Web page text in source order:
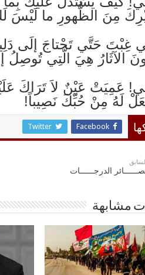
مِنَ الظُّهورِ ما لَيْسَ
غِبْتَ حَتَّي‌ تَحْتاجَ إلَی
الآثَارُ هِي‌َ الَّتِي‌ تُوصِلُ
عَمِيَتْ عَيْنٌ لاَ تَرَاكَ
لَهُ مِنْ حُبِّكَ نَصِيباً!
Facebook
Twitter
الدرجــــــات
مشابهة